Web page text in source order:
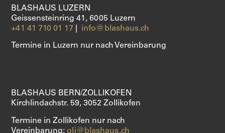
BLASHAUS LUZERN
Geissensteinring 41, 6005 Luzern
+41 41 710 01 17
info@blashaus.ch
Termine in Luzern nur nach Vereinbarung
BLASHAUS BERN/ZOLLIKOFEN
Kirchlindachstr. 59, 3052 Zollikofen
Termine in Zollikofen nur nach
Vereinbarung: oli@blashaus.ch